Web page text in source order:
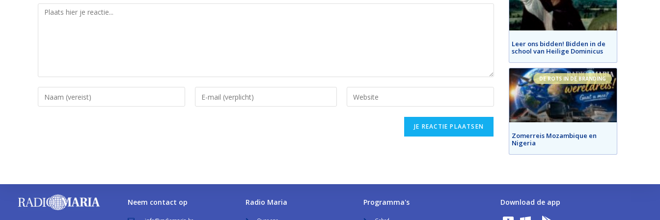
Leer ons bidden! Bidden in de
school van Heilige Dominicus
DE ROTS IN DE BRANDING
Zomerreis Mozambique en
Nigeria
Neem contact op Radio Maria Programma's Download de app